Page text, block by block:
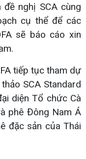
nghị SCA cùng
cụ thể để các
sẽ báo cáo xin
tiếp tục tham dự
SCA Standard
diện Tổ chức Cà
phê Đông Nam Á
đặc sản của Thái